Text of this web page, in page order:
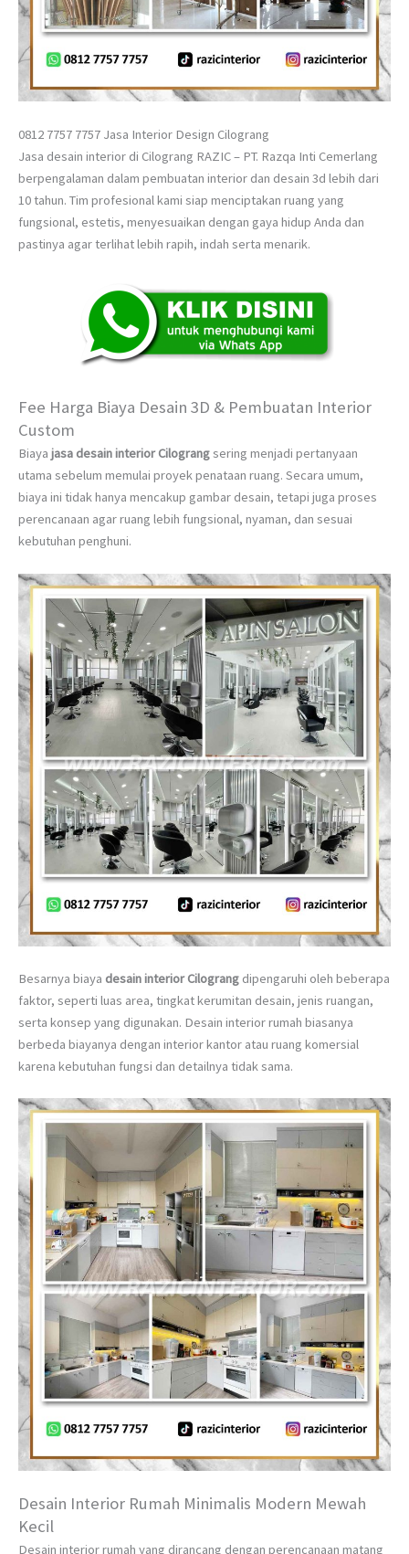
0812 7757 7757 Jasa Interior Design Cilograng
Jasa desain interior di Cilograng RAZIC – PT. Razqa Inti Cemerlang
berpengalaman dalam pembuatan interior dan desain 3d lebih dari
10 tahun. Tim profesional kami siap menciptakan ruang yang
fungsional, estetis, menyesuaikan dengan gaya hidup Anda dan
pastinya agar terlihat lebih rapih, indah serta menarik.
Fee Harga Biaya Desain 3D & Pembuatan Interior
Custom
Biaya jasa desain interior Cilograngsering menjadi pertanyaan
utama sebelum memulai proyek penataan ruang. Secara umum,
biaya ini tidak hanya mencakup gambar desain, tetapi juga proses
perencanaan agar ruang lebih fungsional, nyaman, dan sesuai
kebutuhan penghuni.
Besarnya biaya desain interior Cilograng dipengaruhi oleh beberapa
faktor, seperti luas area, tingkat kerumitan desain, jenis ruangan,
serta konsep yang digunakan. Desain interior rumah biasanya
berbeda biayanya dengan interior kantor atau ruang komersial
karena kebutuhan fungsi dan detailnya tidak sama.
Desain Interior Rumah Minimalis Modern Mewah
Kecil
Desain interior rumah yang dirancang dengan perencanaan matang